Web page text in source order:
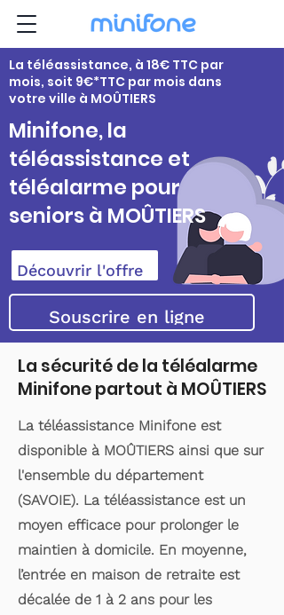
La téléassistance, à 18€ TTC par
mois, soit 9€*TTC par mois dans
votre ville à MOÛTIERS
Minifone, la
téléassistance et
téléalarme pour
seniors à MOÛTIERS
Découvrir l'offre
Souscrire en ligne
La sécurité de la téléalarme
Minifone partout à MOÛTIERS
La téléassistance Minifone est
disponible à MOÛTIERS ainsi que sur
l'ensemble du département
(SAVOIE). La téléassistance est un
moyen efficace pour prolonger le
maintien à domicile. En moyenne,
l’entrée en maison de retraite est
décalée de 1 à 2 ans pour les